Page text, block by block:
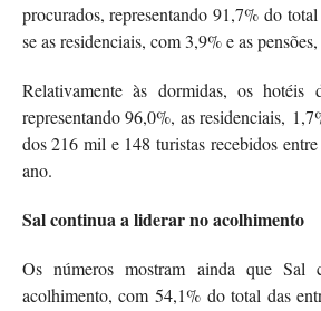
procurados, representando 91,7% do
se as residenciais, com 3,9% e as
Relativamente às dormidas, os hotéis
representando 96,0%, as residenciais,
dos 216 mil e 148 turistas recebidos
ano.
Sal continua a liderar no acolhimento
Os números mostram ainda que Sal
acolhimento, com 54,1% do total das